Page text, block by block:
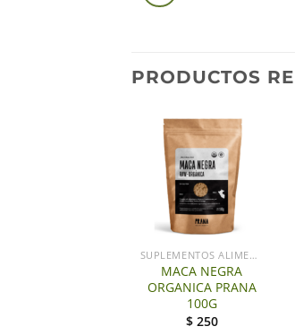
PRODUCTOS
SUPLEMENTOS ALIMENTICIOS LG
MACA NEGRA
ORGANICA PRANA
100G
$ 250